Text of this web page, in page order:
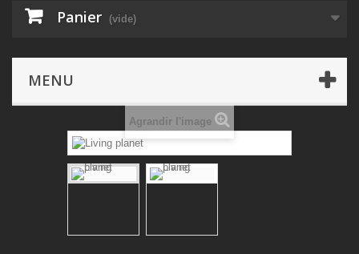
Panier (vide)
MENU
Agrandir l'image